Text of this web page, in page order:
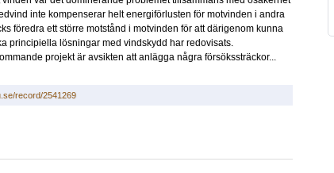
inte kompenserar helt energiförlusten för motvinden i andra
föredra ett större motstånd i motvinden för att därigenom kunna
principiella lösningar med vindskydd har redovisats.
projekt är avsikten att anlägga några försökssträckor...
record/2541269